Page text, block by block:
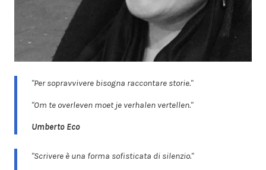
"Per sopravvivere bisogna raccontare storie."
"Om te overleven moet je verhalen vertellen."
Umberto Eco
"Scrivere è una forma sofisticata di silenzio."